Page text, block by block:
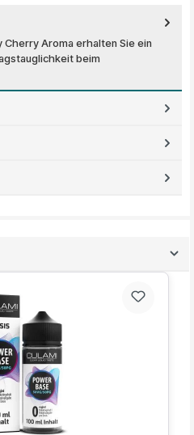
Cherry Aroma erhalten Sie ein
beim